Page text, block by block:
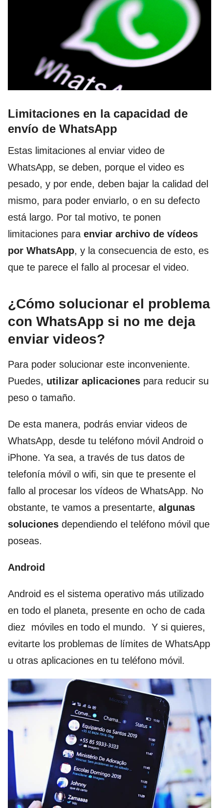
Limitaciones en la capacidad de
envío de WhatsApp
Estas limitaciones al enviar video de
WhatsApp, se deben, porque el video es
pesado, y por ende, deben bajar la calidad del
mismo, para poder enviarlo, o en su defecto
está largo. Por tal motivo, te ponen
limitaciones para enviar archivo de vídeos
por WhatsApp, y la consecuencia de esto, es
que te parece el fallo al procesar el video.
¿Cómo solucionar el problema
con WhatsApp si no me deja
enviar videos?
Para poder solucionar este inconveniente.
Puedes, utilizar aplicaciones para reducir su
peso o tamaño.
De esta manera, podrás enviar videos de
WhatsApp, desde tu teléfono móvil Android o
iPhone. Ya sea, a través de tus datos de
telefonía móvil o wifi, sin que te presente el
fallo al procesar los vídeos de WhatsApp. No
obstante, te vamos a presentarte, algunas
soluciones dependiendo el teléfono móvil que
poseas.
Android
Android es el sistema operativo más utilizado
en todo el planeta, presente en ocho de cada
diez móviles en todo el mundo. Y si quieres,
evitarte los problemas de límites de WhatsApp
u otras aplicaciones en tu teléfono móvil.